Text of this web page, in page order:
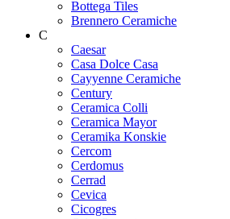
Bottega Tiles
Brennero Ceramiche
C
Caesar
Casa Dolce Casa
Cayyenne Ceramiche
Century
Ceramica Colli
Ceramica Mayor
Ceramika Konskie
Cercom
Cerdomus
Cerrad
Cevica
Cicogres